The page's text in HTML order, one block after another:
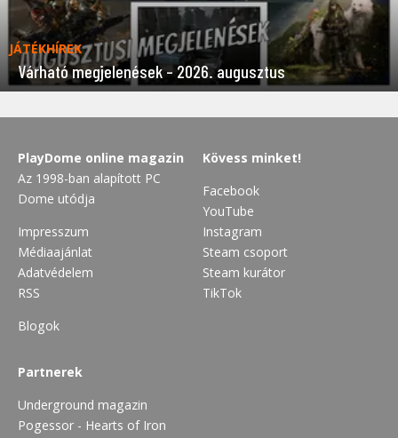
JÁTÉKHÍREK
Várható megjelenések – 2026. augusztus
PlayDome online magazin
Az 1998-ban alapított PC
Dome utódja
Impresszum
Médiaajánlat
Adatvédelem
RSS
Blogok
Kövess minket!
Facebook
YouTube
Instagram
Steam csoport
Steam kurátor
TikTok
Partnerek
Underground magazin
Pogessor - Hearts of Iron